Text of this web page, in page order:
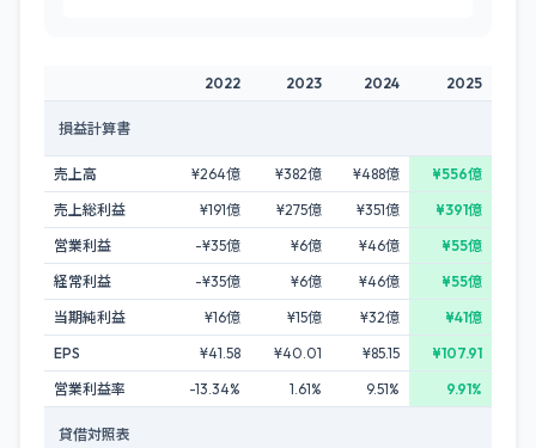
2022 2023 2024 2025
損益計算書
売上高 ¥264億 ¥382億 ¥488億
¥556億
売上総利益
¥191億 ¥275億 ¥351億
¥391億
営業利益
-¥35億 ¥6億 ¥46億
¥55億
経常利益
-¥35億 ¥6億 ¥46億
¥55億
当期純利益
¥16億 ¥15億 ¥32億
¥41億
EPS
¥41.58 ¥40.01 ¥85.15
¥107.91
営業利益率
-13.34% 1.61% 9.51% 9.91%
貸借対照表